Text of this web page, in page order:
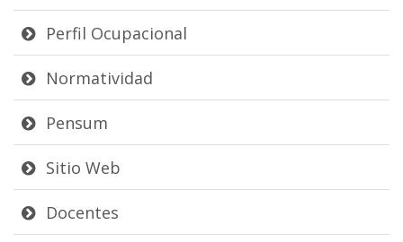
Perfil Ocupacional
Normatividad
Pensum
Sitio Web
Docentes